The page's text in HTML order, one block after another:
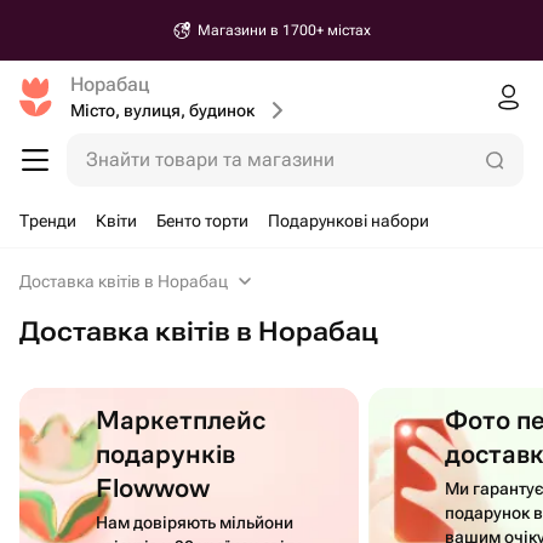
Магазини в 1700+ містах
Норабац
Місто, вулиця, будинок
Знайти товари та магазини
Тренди Квіти Бенто торти Подарункові набори
Доставка квітів в Норабац
Доставка квітів в Норабац
Маркетплейс
подарунків
Flowwow
Нам довіряють мільйони
Фото
Ми
подарунок
вашим